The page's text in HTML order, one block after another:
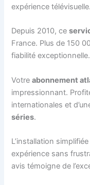
expérience télévisuelle.
Depuis 2010, ce
France. Plus de 150
fiabilité exceptionnelle.
Votreabonnement
impressionnant.
internationales et
séries.
L’installation
expérience sans
avis témoigne de